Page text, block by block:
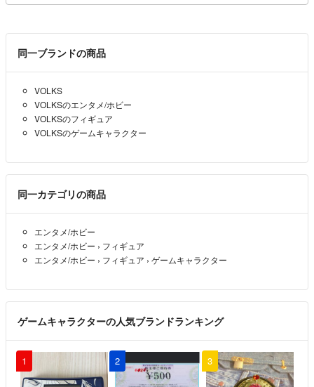
同一ブランドの商品
VOLKS
VOLKSのエンタメ/ホビー
VOLKSのフィギュア
VOLKSのゲームキャラクター
同一カテゴリの商品
エンタメ/ホビー
エンタメ/ホビー › フィギュア
エンタメ/ホビー › フィギュア › ゲームキャラクター
ゲームキャラクターの人気ブランドランキング
1 2 3